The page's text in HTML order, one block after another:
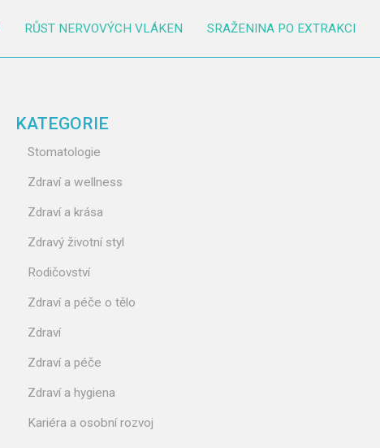
RŮST NERVOVÝCH VLÁKEN SRAŽENINA PO EXTRAKCI
KATEGORIE
Stomatologie
Zdraví a wellness
Zdraví a krása
Zdravý životní styl
Rodičovství
Zdraví a péče o tělo
Zdraví
Zdraví a péče
Zdraví a hygiena
Kariéra a osobní rozvoj